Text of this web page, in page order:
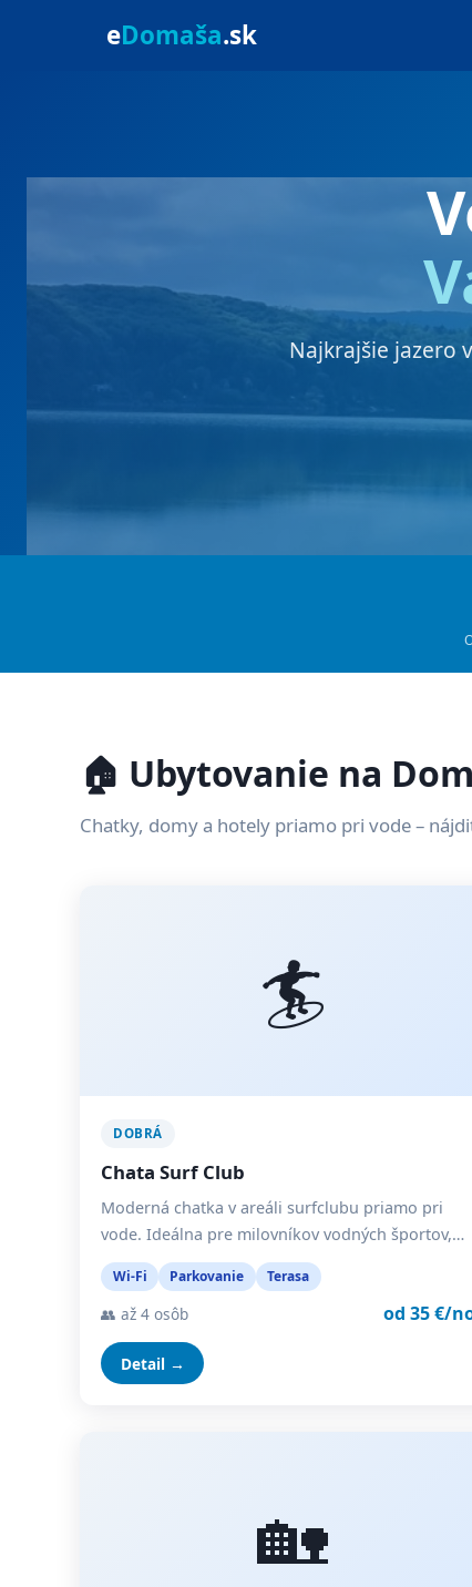
eDomaša.sk
Najkrajšie jazero
🏠 Ubytovanie na
Chatky, domy a hotely priamo pri vode –
🏄
DOBRÁ
Chata Surf Club
Moderná chatka v areáli surfclubu priamo pri
vode. Ideálna pre milovníkov vodných športov,…
Wi-Fi Parkovanie Terasa
👥 až 4 osôb od 35 €/
Detail →
🏡